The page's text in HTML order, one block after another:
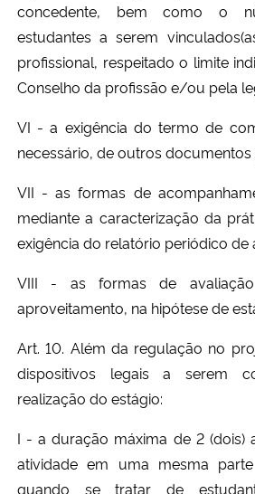
concedente, bem como o
estudantes a serem
profissional, respeitado o limite
Conselho da profissão e/ou pela
VI - a exigência do termo de
necessário, de outros documentos
VII - as formas de
mediante a caracterização da
exigência do relatório periódico de
VIII - as formas de
aproveitamento, na hipótese de
Art. 10. Além da regulação no
dispositivos legais a serem
realização do estágio:
I - a duração máxima de 2 (dois)
atividade em uma mesma
quando se tratar de